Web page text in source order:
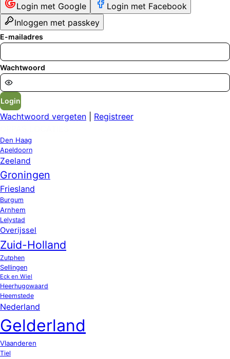
Login met Google
Login met Facebook
Inloggen met passkey
E-mailadres
Wachtwoord
Login
Wachtwoord vergeten
Registreer
Den Haag
Apeldoorn
Zeeland
Groningen
Friesland
Burgum
Arnhem
Lelystad
Overijssel
Zuid-Holland
Zutphen
Sellingen
Eck en Wiel
Heerhugowaard
Heemstede
Nederland
Gelderland
Vlaanderen
Tiel